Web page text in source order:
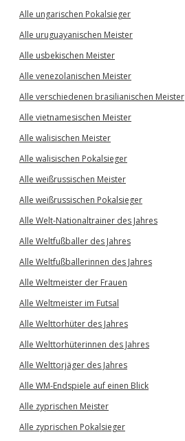
Alle ungarischen Pokalsieger
Alle uruguayanischen Meister
Alle usbekischen Meister
Alle venezolanischen Meister
Alle verschiedenen brasilianischen Meister
Alle vietnamesischen Meister
Alle walisischen Meister
Alle walisischen Pokalsieger
Alle weißrussischen Meister
Alle weißrussischen Pokalsieger
Alle Welt-Nationaltrainer des Jahres
Alle Weltfußballer des Jahres
Alle Weltfußballerinnen des Jahres
Alle Weltmeister der Frauen
Alle Weltmeister im Futsal
Alle Welttorhüter des Jahres
Alle Welttorhüterinnen des Jahres
Alle Welttorjäger des Jahres
Alle WM-Endspiele auf einen Blick
Alle zyprischen Meister
Alle zyprischen Pokalsieger